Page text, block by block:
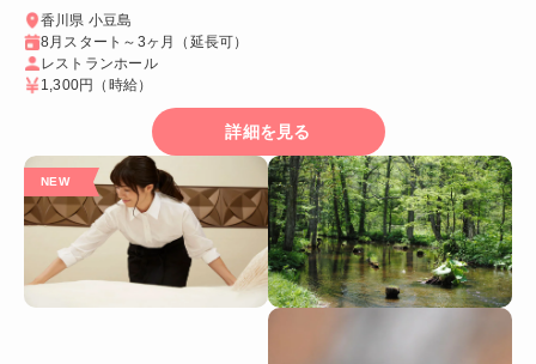
香川県 小豆島
8月スタート～3ヶ月（延長可）
レストランホール
1,300円
（時給）
詳細を見る